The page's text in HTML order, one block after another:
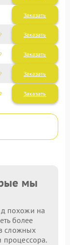
Заказать
мы
похожи на
более
сложных
процессора.